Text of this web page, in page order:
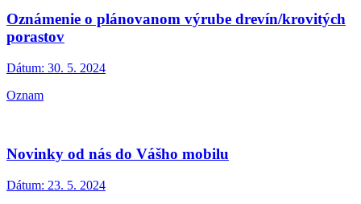
Oznámenie o plánovanom výrube drevín/krovitých
porastov
Dátum: 30. 5. 2024
Oznam
Novinky od nás do Vášho mobilu
Dátum: 23. 5. 2024